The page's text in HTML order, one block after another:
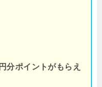
分ポイントがもらえ